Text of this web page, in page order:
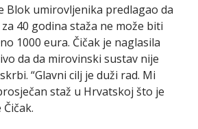
Blok umirovljenika predlagao da
40 godina staža ne može biti
1000 eura. Čičak je naglasila
da da mirovinski sustav nije
“Glavni cilj je duži rad. Mi
staž u Hrvatskoj što je